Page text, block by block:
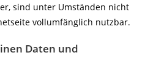
sind unter Umständen nicht
vollumfänglich nutzbar.
Daten und